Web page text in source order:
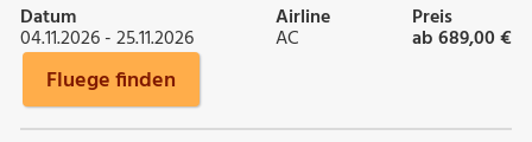
Datum
04.11.2026 - 25.11.2026
Airline
AC
Preis
ab 689,00 €
Fluege finden